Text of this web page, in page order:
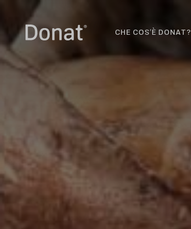
CHE COS’È DONAT?